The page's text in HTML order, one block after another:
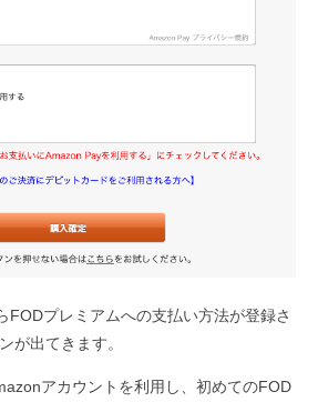
FODプレミアムへの支払い方法が登録さ
が出てきます。
アカウントを利用し、初めてのFOD